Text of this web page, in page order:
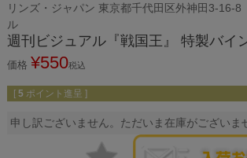
リンズ・ジャパン 東京都千代田区外神田3-16-
ル
週刊ビジュアル『戦国王』 特製バイ
価格 ¥550税込
[ 5 ポイント進呈 ]
申し訳ございません。ただいま在庫がございま